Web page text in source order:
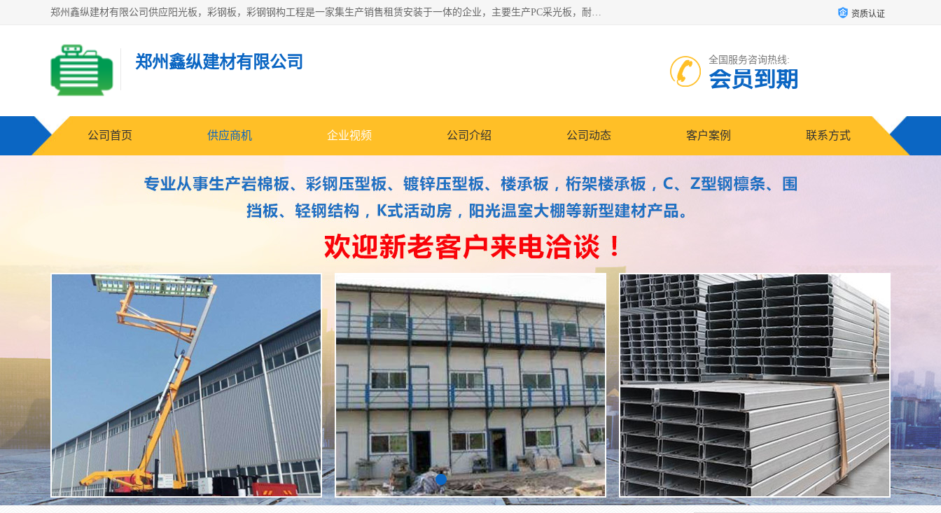
郑州鑫纵建材有限公司供应阳光板，彩钢板，彩钢钢构工程是一家集生产销售租赁安装于一体的企业，主要生产PC采光板，耐力板，仿古琉璃采光板，岩棉板、彩钢压型板、镀锌压型板、桁架楼承板，C、Z型钢檩条、围挡板、轻钢结构，阳光温室大棚等新型建材产品。公司旗下有多台移动式高空压瓦机租赁，承接全国各地业务，专业对外租赁各种型号压瓦机。 资质认证
郑州鑫纵建材有限公司 全国服务咨询热线:
会员到期
公司首页 供应商机 企业视频 公司介绍 公司动态 客户案例 联系方式